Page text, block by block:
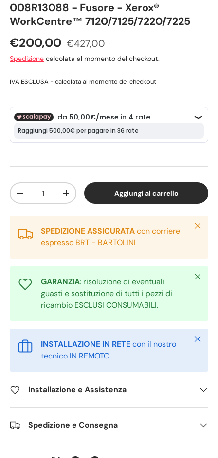
008R13088 - Fusore - Xerox®
WorkCentre™ 7120/7125/7220/7225
€200,00 €427,00
Spedizione calcolata al momento del checkout.
IVA ESCLUSA - calcolata al momento del checkout
Q.tà
-
+ Aggiungi al carrello
SPEDIZIONE ASSICURATAcon corriere
espresso BRT - BARTOLINI
Chiudi
GARANZIA: risoluzione di eventuali
guasti e sostituzione di tutti i pezzi di
ricambio ESCLUSI CONSUMABILI.
Chiudi
INSTALLAZIONE IN RETEcon il nostro
tecnico IN REMOTO
Chiudi
Installazione e Assistenza
Spedizione e Consegna